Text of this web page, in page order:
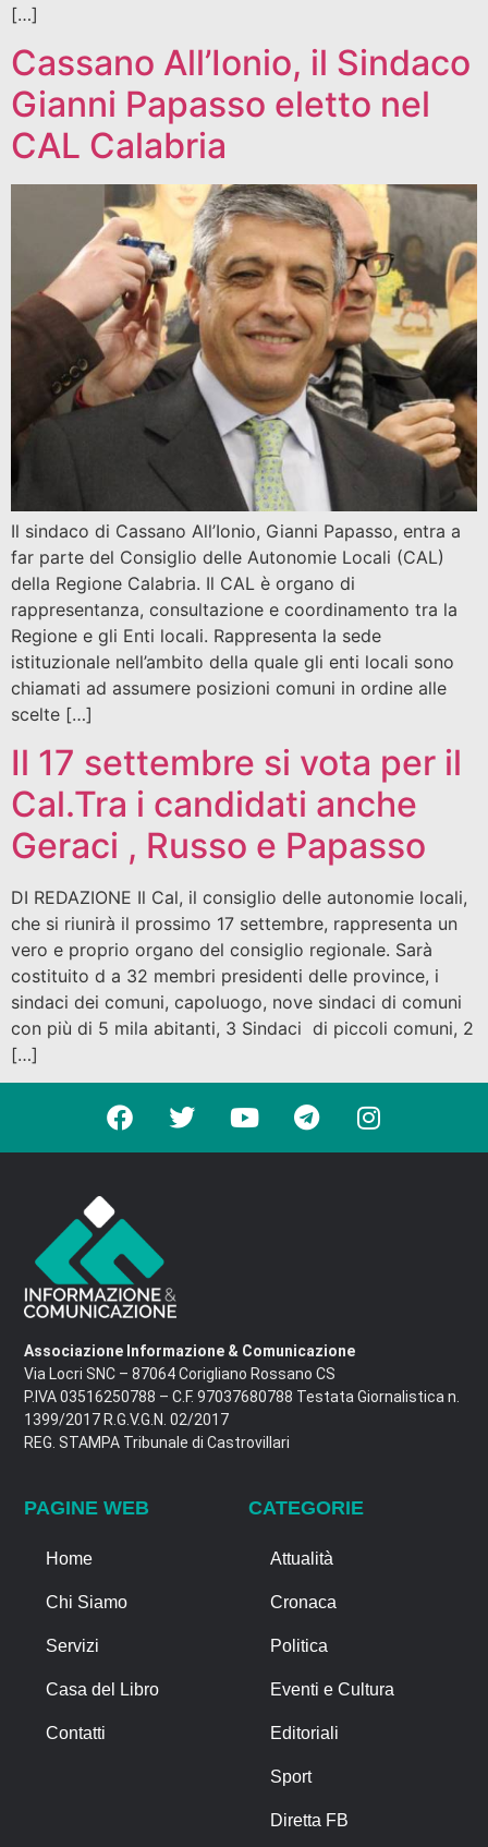
[…]
Cassano All’Ionio, il Sindaco
Gianni Papasso eletto nel
CAL Calabria
Il sindaco di Cassano All’Ionio, Gianni Papasso, entra a
far parte del Consiglio delle Autonomie Locali (CAL)
della Regione Calabria. Il CAL è organo di
rappresentanza, consultazione e coordinamento tra la
Regione e gli Enti locali. Rappresenta la sede
istituzionale nell’ambito della quale gli enti locali sono
chiamati ad assumere posizioni comuni in ordine alle
scelte […]
Il 17 settembre si vota per il
Cal.Tra i candidati anche
Geraci , Russo e Papasso
DI REDAZIONE Il Cal, il consiglio delle autonomie locali,
che si riunirà il prossimo 17 settembre, rappresenta un
vero e proprio organo del consiglio regionale. Sarà
costituito d a 32 membri presidenti delle province, i
sindaci dei comuni, capoluogo, nove sindaci di comuni
con più di 5 mila abitanti, 3 Sindaci di piccoli comuni, 2
[…]
Associazione Informazione & Comunicazione
Via Locri SNC – 87064 Corigliano Rossano CS
P.IVA 03516250788 – C.F. 97037680788 Testata Giornalistica n.
1399/2017 R.G.V.G.N. 02/2017
REG. STAMPA Tribunale di Castrovillari
PAGINE WEB
Home
Chi Siamo
Servizi
Casa del Libro
Contatti
CATEGORIE
Attualità
Cronaca
Politica
Eventi e Cultura
Editoriali
Sport
Diretta FB